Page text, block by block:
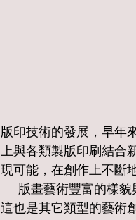
版印技術的發展，早年
上與各類製版印刷結合
現可能，在創作上不斷
這也是其它類型的藝術